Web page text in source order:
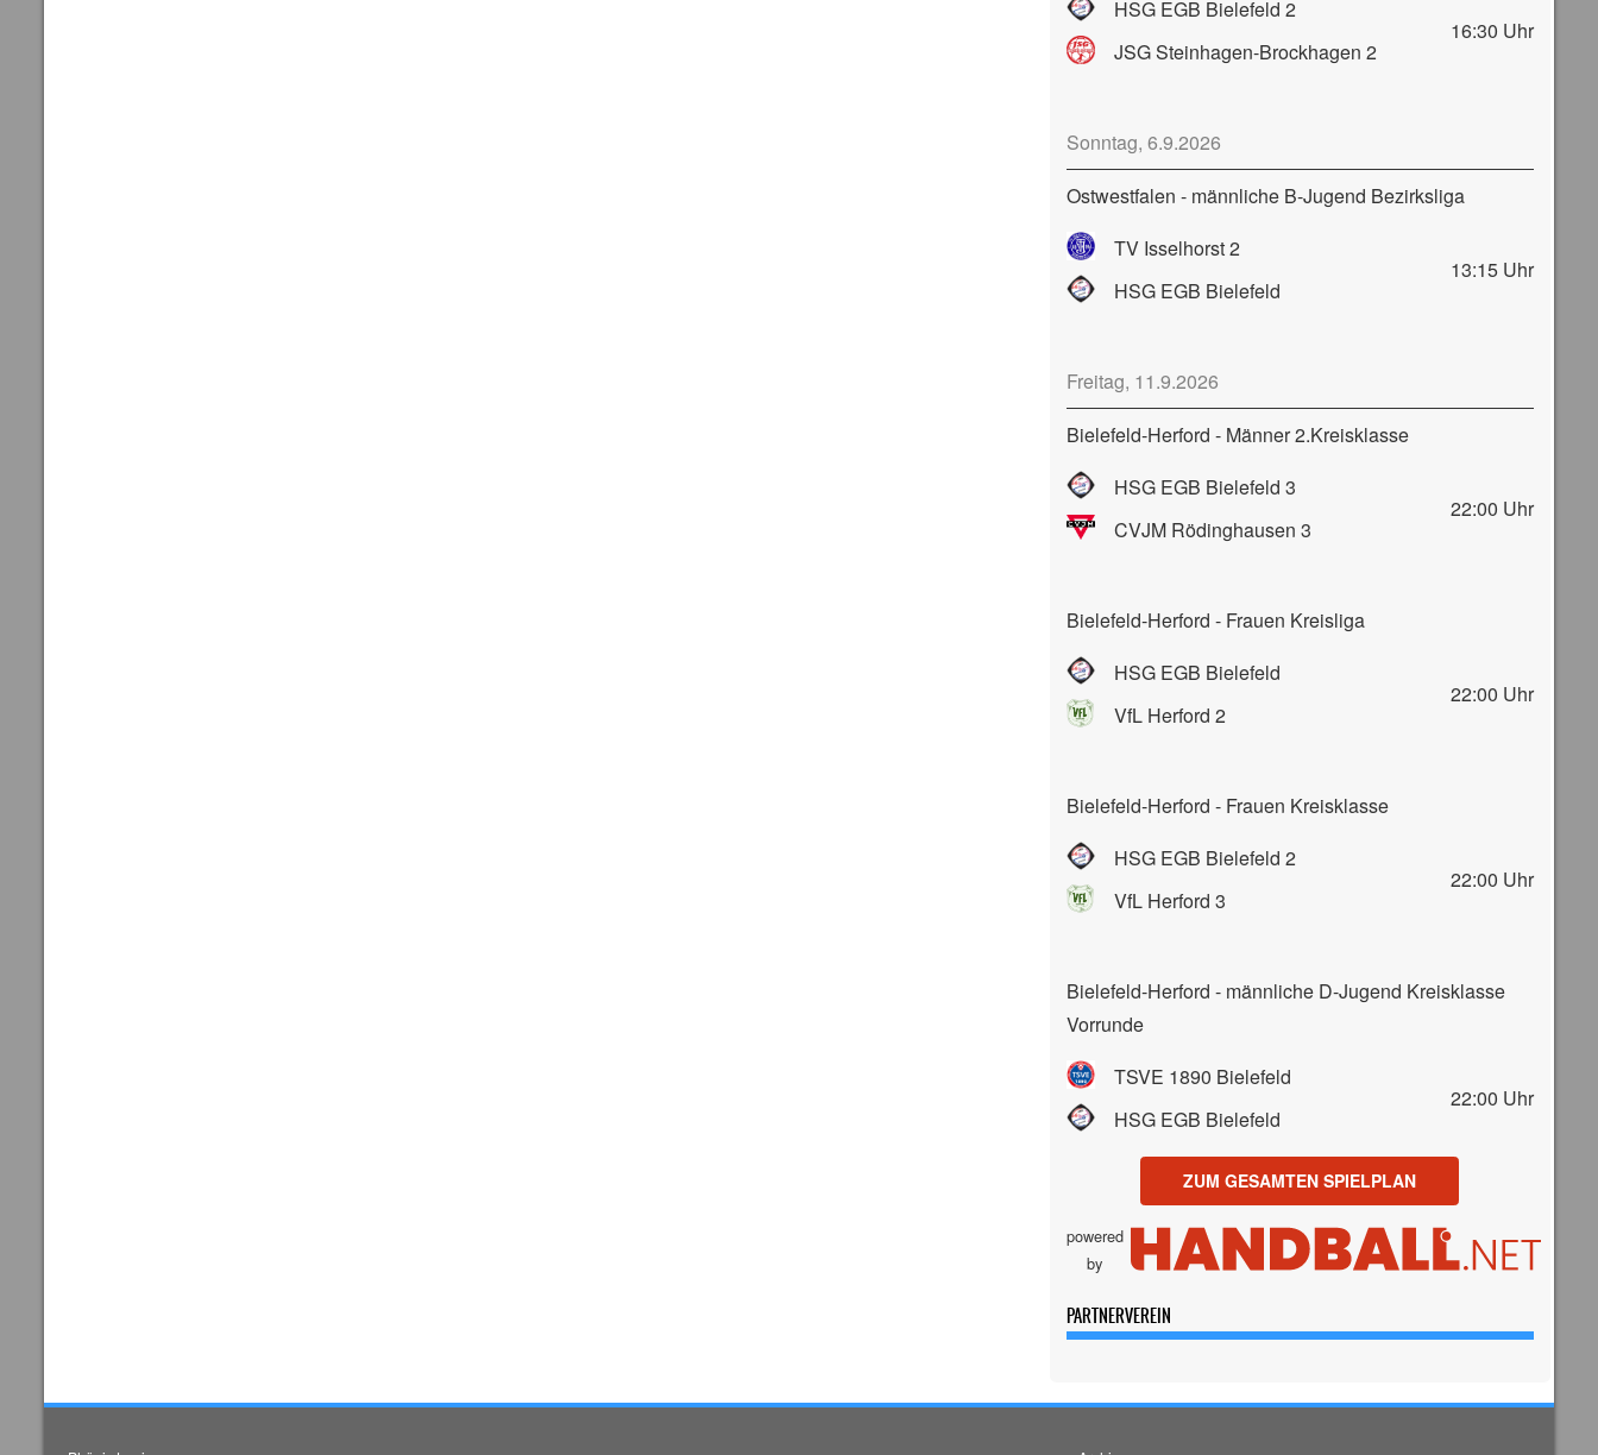
HSG EGB Bielefeld 2
JSG Steinhagen-Brockhagen 2
16:30 Uhr
Sonntag, 6.9.2026
Ostwestfalen - männliche B-Jugend Bezirksliga
TV Isselhorst 2
HSG EGB Bielefeld
13:15 Uhr
Freitag, 11.9.2026
Bielefeld-Herford - Männer 2.Kreisklasse
HSG EGB Bielefeld 3
CVJM Rödinghausen 3
22:00 Uhr
Bielefeld-Herford - Frauen Kreisliga
HSG EGB Bielefeld
VfL Herford 2
22:00 Uhr
Bielefeld-Herford - Frauen Kreisklasse
HSG EGB Bielefeld 2
VfL Herford 3
22:00 Uhr
Bielefeld-Herford - männliche D-Jugend Kreisklasse
Vorrunde
TSVE 1890 Bielefeld
HSG EGB Bielefeld
22:00 Uhr
ZUM GESAMTEN SPIELPLAN
powered
by
PARTNERVEREIN